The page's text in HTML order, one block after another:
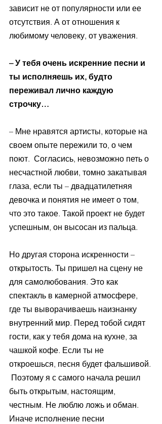
зависит не от популярности или ее
отсутствия. А от отношения к
любимому человеку, от уважения.
– У тебя очень искренние песни и
ты исполняешь их, будто
переживал лично каждую
строчку…
– Мне нравятся артисты, которые на
своем опыте пережили то, о чем
поют.  Согласись, невозможно петь о
несчастной любви, томно закатывая
глаза, если ты – двадцатилетняя
девочка и понятия не имеет о том,
что это такое. Такой проект не будет
успешным, он высосан из пальца.
Но другая сторона искренности –
открытость. Ты пришел на сцену не
для самолюбования. Это как
спектакль в камерной атмосфере,
где ты выворачиваешь наизнанку
внутренний мир. Перед тобой сидят
гости, как у тебя дома на кухне, за
чашкой кофе. Если ты не
откроешься, песня будет фальшивой.
Поэтому я с самого начала решил
быть открытым, настоящим,
честным. Не люблю ложь и обман.
Иначе исполнение песни